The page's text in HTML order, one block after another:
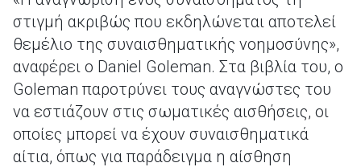
στιγμή ακριβώς που εκδηλώνεται αποτελεί
θεμέλιο της συναισθηματικής νοημοσύνης»,
αναφέρει ο Daniel Goleman. Στα βιβλία του, ο
Goleman παροτρύνει τους αναγνώστες του
να εστιάζουν στις σωματικές αισθήσεις, οι
οποίες μπορεί να έχουν συναισθηματικά
αίτια, όπως για παράδειγμα η αίσθηση